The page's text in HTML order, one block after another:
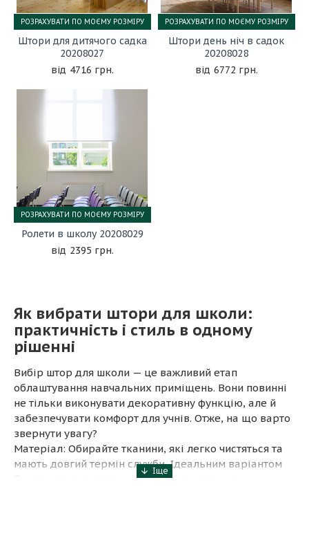
Штори для дитячого садка
20208027
4716 грн.
РОЗРАХУВАТИ ПО МОЄМУ РОЗМІРУ
Штори день ніч в садок
20208028
6772 грн.
РОЗРАХУВАТИ ПО МОЄМУ РОЗМІРУ
Ролети в школу 20208029
2395 грн.
РОЗРАХУВАТИ ПО МОЄМУ РОЗМІРУ
Як вибрати штори для школи:
практичність і стиль в одному
рішенні
Вибір штор для школи — це важливий етап
облаштування навчальних приміщень. Вони повинні
не тільки виконувати декоративну функцію, але й
забезпечувати комфорт для учнів. Отже, на що варто
звернути увагу?
Матеріал: Обирайте тканини, які легко чистяться та
мають довгий термін служби. Ідеальним варіантом
будуть сумішеві тканини з антивандальними